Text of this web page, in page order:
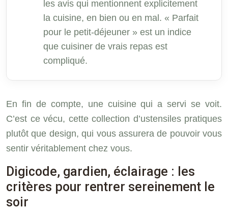
les avis qui mentionnent explicitement
la cuisine, en bien ou en mal. « Parfait
pour le petit-déjeuner » est un indice
que cuisiner de vrais repas est
compliqué.
En fin de compte, une cuisine qui a servi se voit.
C’est ce vécu, cette collection d’ustensiles pratiques
plutôt que design, qui vous assurera de pouvoir vous
sentir véritablement chez vous.
Digicode, gardien, éclairage : les
critères pour rentrer sereinement le
soir